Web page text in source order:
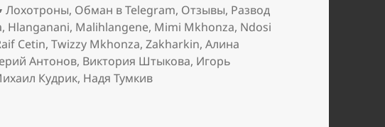
Рубрики
Лохотроны, Обман в Telegram, Отзывы, Развод
, Hlanganani, Malihlangene, Mimi Mkhonza, Ndosi
Cetin,Twizzy Mkhonza,Zakharkin,Алина
Антонов, Виктория Штыкова, Игорь
Кудрик, Надя Тумкив